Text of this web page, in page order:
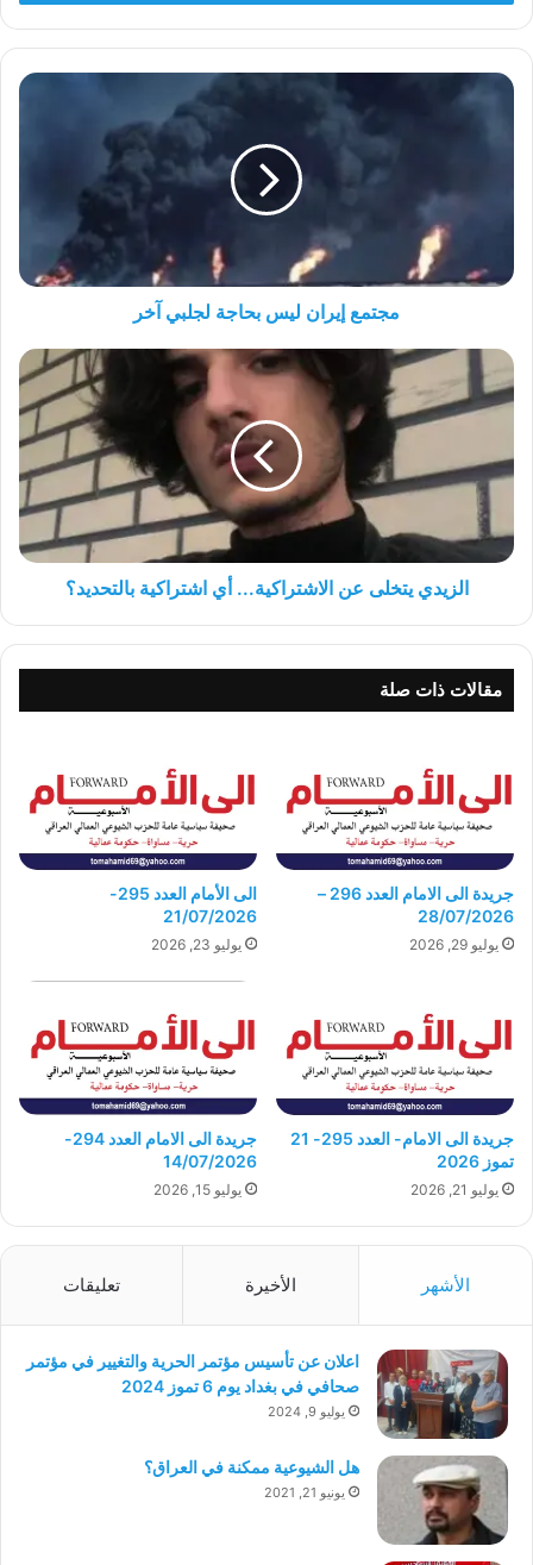
مجتمع
مجتمع إيران ليس بحاجة لجلبي آخر
الزيدي
يتخلى
عن
أي
اشتراكية
بالتحديد؟
الزيدي يتخلى عن الاشتراكية... أي اشتراكية بالتحديد؟
مقالات ذات صلة
جريدة الى الامام العدد 296 –
28/07/2026
يوليو 29, 2026
الى الأمام العدد 295-
21/07/2026
يوليو 23, 2026
جريدة الى الامام- العدد 295- 21
تموز 2026
يوليو 21, 2026
جريدة الى الامام العدد 294-
14/07/2026
يوليو 15, 2026
الأشهر الأخيرة تعليقات
اعلان عن تأسيس مؤتمر الحرية والتغيير في مؤتمر
صحافي في بغداد يوم 6 تموز 2024
يوليو 9, 2024
هل الشيوعية ممكنة في العراق؟
يونيو 21, 2021